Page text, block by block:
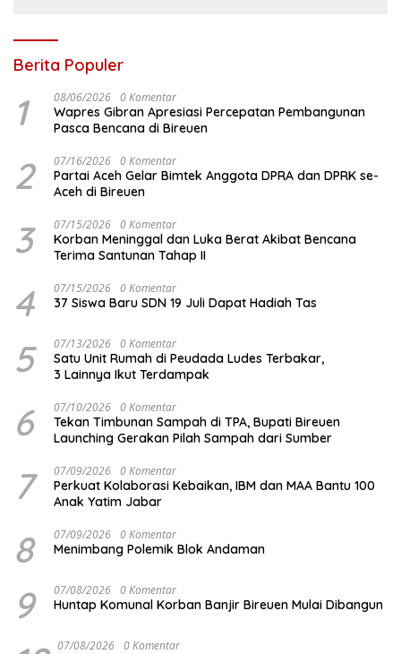
Berita Populer
1 08/06/2026 0 Komentar
Wapres Gibran Apresiasi Percepatan Pembangunan
Pasca Bencana di Bireuen
2 07/16/2026 0 Komentar
Partai Aceh Gelar Bimtek Anggota DPRA dan DPRK se-
Aceh di Bireuen
3 07/15/2026 0 Komentar
Korban Meninggal dan Luka Berat Akibat Bencana
Terima Santunan Tahap II
4 07/15/2026 0 Komentar
37 Siswa Baru SDN 19 Juli Dapat Hadiah Tas
5 07/13/2026 0 Komentar
Satu Unit Rumah di Peudada Ludes Terbakar,
3 Lainnya Ikut Terdampak
6 07/10/2026 0 Komentar
Tekan Timbunan Sampah di TPA, Bupati Bireuen
Launching Gerakan Pilah Sampah dari Sumber
7 07/09/2026 0 Komentar
Perkuat Kolaborasi Kebaikan, IBM dan MAA Bantu 100
Anak Yatim Jabar
8 07/09/2026 0 Komentar
Menimbang Polemik Blok Andaman
9 07/08/2026 0 Komentar
Huntap Komunal Korban Banjir Bireuen Mulai Dibangun
07/08/2026 0 Komentar